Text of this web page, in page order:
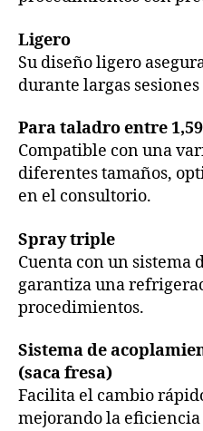
Ligero
Su diseño ligero
durante largas
Para taladro entre
Compatible con una
diferentes tamaños,
en el consultorio.
Spray triple
Cuenta con un sistema
garantiza una
procedimientos.
Sistema de
(saca fresa)
Facilita el cambio
mejorando la